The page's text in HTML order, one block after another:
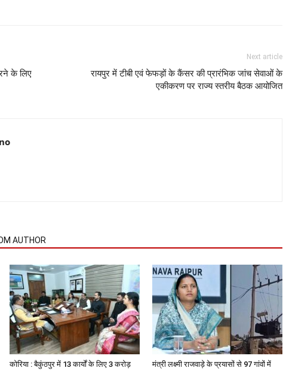
के लिए
Next article
रायपुर में टीबी एवं फेफड़ों के कैंसर की प्रारंभिक जांच सेवाओं के
एकीकरण पर राज्य स्तरीय बैठक आयोजित
AUTHOR
कोरिया : बैकुंठपुर में 13 कार्यों के लिए 3 करोड़
मंत्री लक्ष्मी राजवाड़े के प्रयासों से 97 गांवों में